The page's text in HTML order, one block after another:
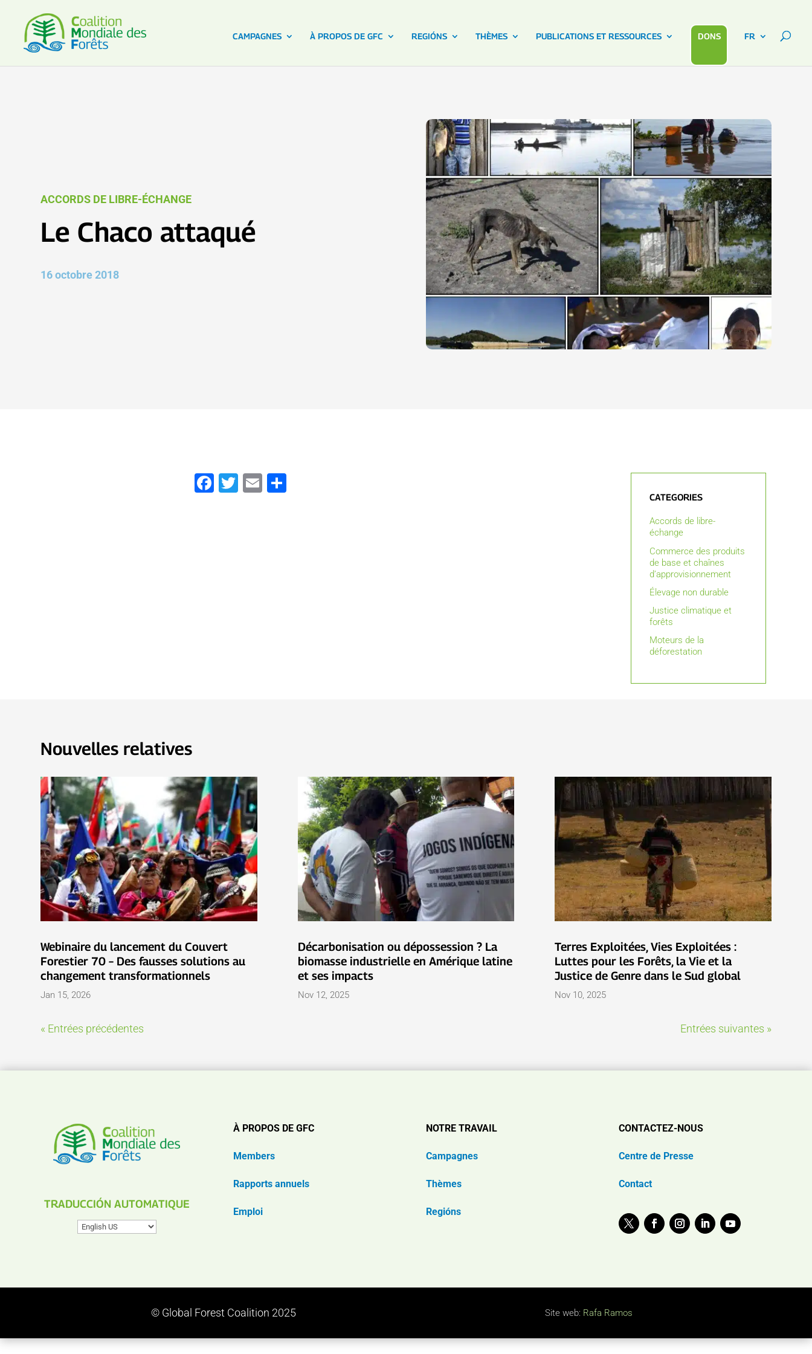
CAMPAGNES À PROPOS DE GFC REGIÓNS THÈMES PUBLICATIONS ET RESSOURCES DONS FR
ACCORDS DE LIBRE-ÉCHANGE
Le Chaco attaqué
16 octobre 2018
Facebook
Twitter
Email
CATEGORIES
Accords de libre-
échange
Commerce des produits
de base et chaînes
d’approvisionnement
Élevage non durable
Justice climatique et
forêts
Moteurs de la
déforestation
Nouvelles relatives
Webinaire du lancement du Couvert
Forestier 70 – Des fausses solutions au
changement transformationnels
Jan 15, 2026
Décarbonisation ou dépossession ? La
biomasse industrielle en Amérique latine
et ses impacts
Nov 12, 2025
Terres Exploitées, Vies Exploitées :
Luttes pour les Forêts, la Vie et la
Justice de Genre dans le Sud global
Nov 10, 2025
« Entrées précédentes Entrées suivantes »
TRADUCCIÓN AUTOMATIQUE
À PROPOS DE GFC
Members
Rapports annuels
Emploi
NOTRE TRAVAIL
Campagnes
Thèmes
Regións
CONTACTEZ-NOUS
Centre de Presse
Contact
© Global Forest Coalition 2025 Site web: Rafa Ramos